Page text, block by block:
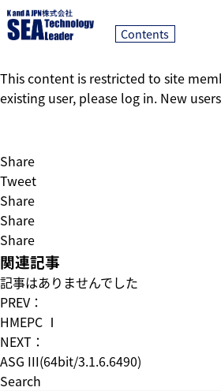
Contents
AHP II
2023/04/25｜
This content is restricted to site
existing user, please log in. New
Share
Tweet
Share
Share
Share
関連記事
記事はありませんでした
PREV：
HMEPC Ⅰ
NEXT：
ASG III(64bit/3.1.6.6490)
Search